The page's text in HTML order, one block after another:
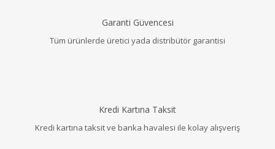
Garanti Güvencesi
Tüm ürünlerde üretici yada distribütör garantisi
Kredi Kartına Taksit
Kredi kartına taksit ve banka havalesi ile kolay alışveriş